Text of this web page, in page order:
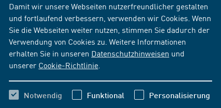
Damit wir unsere Webseiten nutzerfreundlicher gestalten
und fortlaufend verbessern, verwenden wir Cookies. Wenn
Sie die Webseiten weiter nutzen, stimmen Sie dadurch der
Verwendung von Cookies zu. Weitere Informationen
erhalten Sie in unseren Datenschutzhinweisen und
unserer Cookie-Richtlinie
Notwendig Funktional Personalisierung